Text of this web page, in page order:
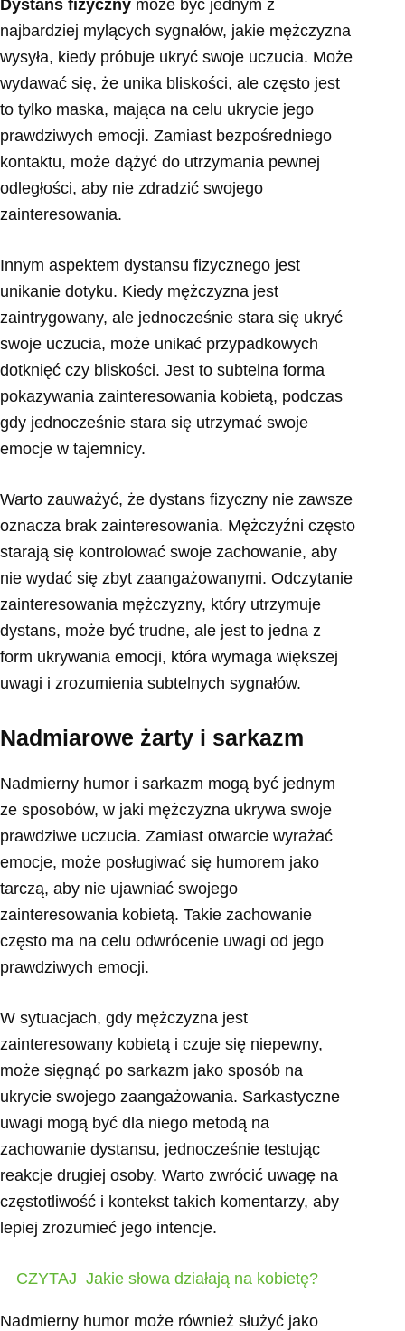
Dystans fizyczny może być jednym z
najbardziej mylących sygnałów, jakie mężczyzna
wysyła, kiedy próbuje ukryć swoje uczucia. Może
wydawać się, że unika bliskości, ale często jest
to tylko maska, mająca na celu ukrycie jego
prawdziwych emocji. Zamiast bezpośredniego
kontaktu, może dążyć do utrzymania pewnej
odległości, aby nie zdradzić swojego
zainteresowania.
Innym aspektem dystansu fizycznego jest
unikanie dotyku. Kiedy mężczyzna jest
zaintrygowany, ale jednocześnie stara się ukryć
swoje uczucia, może unikać przypadkowych
dotknięć czy bliskości. Jest to subtelna forma
pokazywania zainteresowania kobietą, podczas
gdy jednocześnie stara się utrzymać swoje
emocje w tajemnicy.
Warto zauważyć, że dystans fizyczny nie zawsze
oznacza brak zainteresowania. Mężczyźni często
starają się kontrolować swoje zachowanie, aby
nie wydać się zbyt zaangażowanymi. Odczytanie
zainteresowania mężczyzny, który utrzymuje
dystans, może być trudne, ale jest to jedna z
form ukrywania emocji, która wymaga większej
uwagi i zrozumienia subtelnych sygnałów.
Nadmiarowe żarty i sarkazm
Nadmierny humor i sarkazm mogą być jednym
ze sposobów, w jaki mężczyzna ukrywa swoje
prawdziwe uczucia. Zamiast otwarcie wyrażać
emocje, może posługiwać się humorem jako
tarczą, aby nie ujawniać swojego
zainteresowania kobietą. Takie zachowanie
często ma na celu odwrócenie uwagi od jego
prawdziwych emocji.
W sytuacjach, gdy mężczyzna jest
zainteresowany kobietą i czuje się niepewny,
może sięgnąć po sarkazm jako sposób na
ukrycie swojego zaangażowania. Sarkastyczne
uwagi mogą być dla niego metodą na
zachowanie dystansu, jednocześnie testując
reakcje drugiej osoby. Warto zwrócić uwagę na
częstotliwość i kontekst takich komentarzy, aby
lepiej zrozumieć jego intencje.
CZYTAJ Jakie słowa działają na kobietę?
Nadmierny humor może również służyć jako